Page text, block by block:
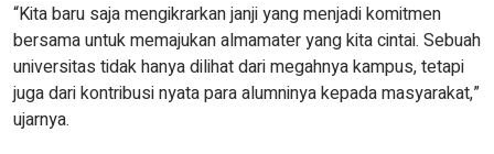
“Kita baru saja mengikrarkan janji yang menjadi komitmen
bersama untuk memajukan almamater yang kita cintai. Sebuah
universitas tidak hanya dilihat dari megahnya kampus, tetapi
juga dari kontribusi nyata para alumninya kepada masyarakat,”
ujarnya.